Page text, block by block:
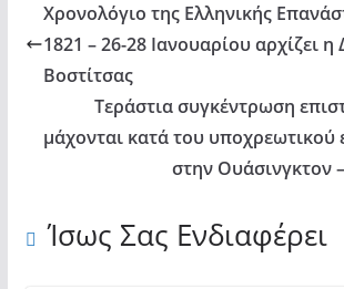
Χρονολόγιο της Ελληνικής
1821 – 26-28 Ιανουαρίου αρχίζει
Βοστίτσας
Τεράστια συγκέντρωση
μάχονται κατά του υποχρεωτικού
στην Ουάσινγκτον
Ίσως Σας Ενδιαφέρει